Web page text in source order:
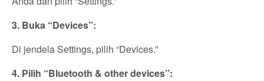
3. Buka “Devices”:
Di jendela Settings, pilih “Devices.”
4. Pilih “Bluetooth & other devices”: